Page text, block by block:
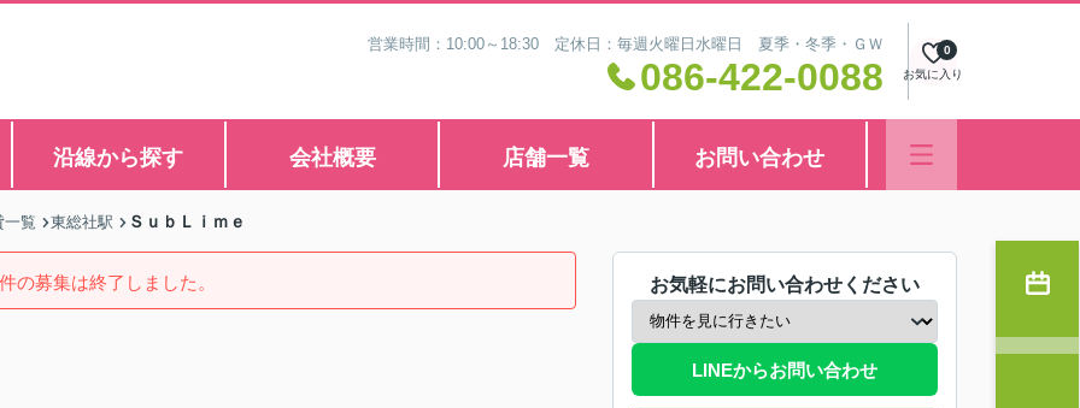
営業時間：10:00～18:30 定休日：毎週火曜日水曜日 夏季・冬季・ＧＷ
086-422-0088 お気に入り
0
沿線から探す 会社概要 店舗一覧 お問い合わせ
一覧 東総社駅 ＳｕｂＬｉｍｅ
の募集は終了しました。 お気軽にお問い合わせください
LINEからお問い合わせ